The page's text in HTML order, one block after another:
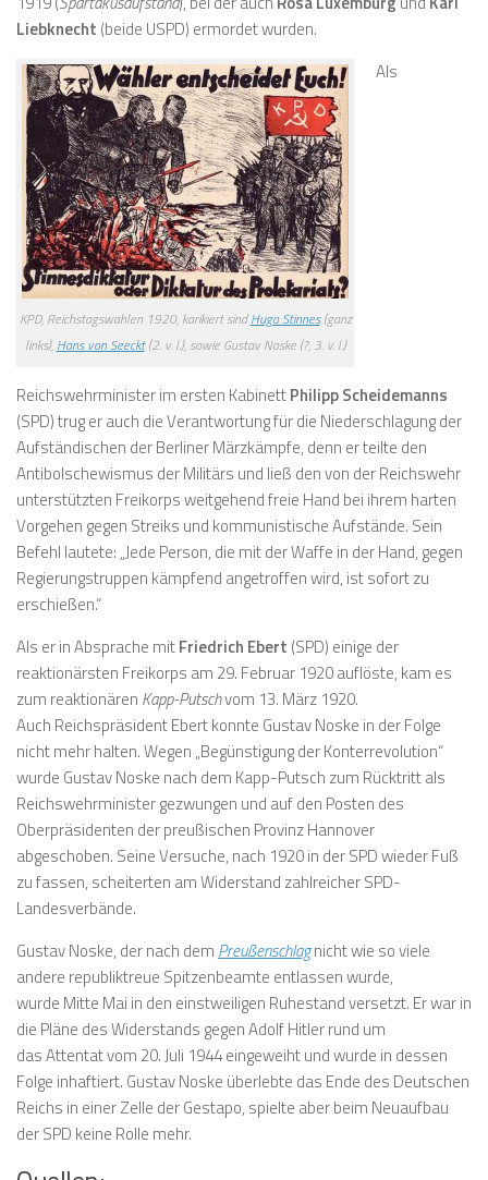
Liebknecht (beide USPD) ermordet wurden.
KPD, Reichstagswahlen 1920, karikiert sindHugo Stinnes(ganz
links), Hans von Seeckt(2. v. l.), sowie Gustav Noske (?, 3. v. l.)
Als
Reichswehrminister im ersten KabinettPhilipp Scheidemanns
(SPD) trug er auch die Verantwortung für die Niederschlagung der
Aufständischen der Berliner Märzkämpfe, denn er teilte den
Antibolschewismus der Militärs und ließ den von der Reichswehr
unterstützten Freikorps weitgehend freie Hand bei ihrem harten
Vorgehen gegen Streiks und kommunistische Aufstände. Sein
Befehl lautete: „Jede Person, die mit der Waffe in der Hand, gegen
Regierungstruppen kämpfend angetroffen wird, ist sofort zu
erschießen.“
Als er in Absprache mitFriedrich Ebert (SPD) einige der
reaktionärsten Freikorps am 29. Februar 1920 auflöste, kam es
zum reaktionären Kapp-Putschvom 13. März 1920.
Auch Reichspräsident Ebert konnte Gustav Noske in der Folge
nicht mehr halten. Wegen „Begünstigung der Konterrevolution“
wurde Gustav Noske nach dem Kapp-Putsch zum Rücktritt als
Reichswehrminister gezwungen und auf den Posten des
Oberpräsidenten der preußischen Provinz Hannover
abgeschoben. Seine Versuche, nach 1920 in der SPD wieder Fuß
zu fassen, scheiterten am Widerstand zahlreicher SPD-
Landesverbände.
Gustav Noske, der nach dem Preußenschlagnicht wie so viele
andere republiktreue Spitzenbeamte entlassen wurde,
wurde Mitte Mai in den einstweiligen Ruhestand versetzt. Er war in
die Pläne des Widerstands gegen Adolf Hitler rund um
das Attentat vom 20. Juli 1944 eingeweiht und wurde in dessen
Folge inhaftiert. Gustav Noske überlebte das Ende des Deutschen
Reichs in einer Zelle der Gestapo, spielte aber beim Neuaufbau
der SPD keine Rolle mehr.